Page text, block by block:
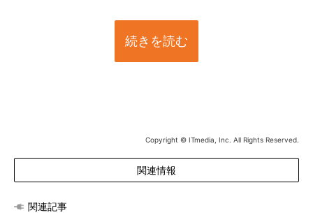
続きを読む
Copyright © ITmedia, Inc. All Rights Reserved.
関連情報
関連記事